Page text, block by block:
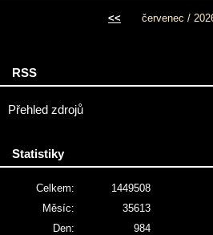
<< červenec /
RSS
Přehled zdrojů
Statistiky
Celkem:
1449508
Měsíc:
35613
Den:
984